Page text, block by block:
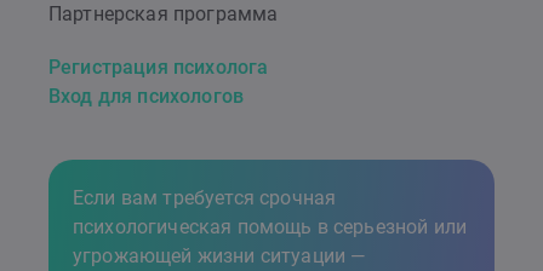
Партнерская программа
Регистрация психолога
Вход для психологов
Если вам требуется срочная
психологическая помощь в серьезной или
угрожающей жизни ситуации —